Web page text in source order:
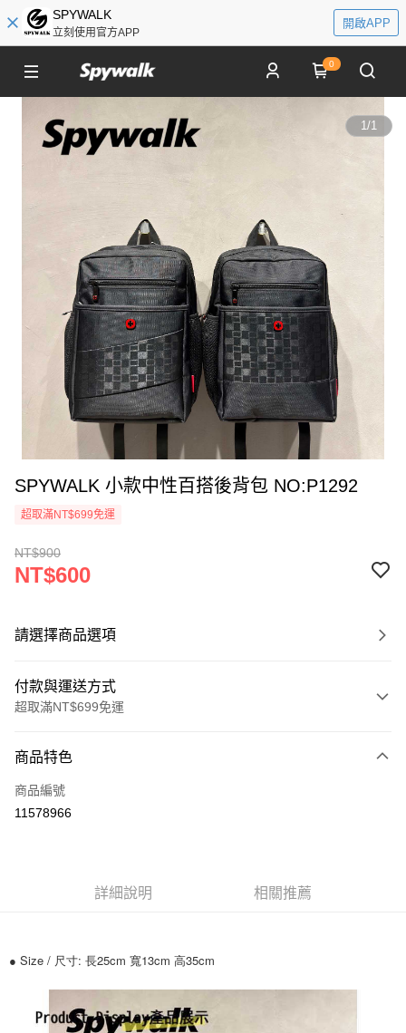
SPYWALK
立刻使用官方APP
開啟APP
0
1/1
SPYWALK 小款中性百搭後背包 NO:P1292
超取滿NT$699免運
NT$900
NT$600
請選擇商品選項
付款與運送方式
超取滿NT$699免運
信用卡一次付款
超商取貨付款
7-11付款取貨
每筆NT$70，滿NT$699(含以上)免運費
宅配
商品特色
商品編號
11578966
詳細說明 相關推薦
● Size / 尺寸: 長25cm 寬13cm 高35cm